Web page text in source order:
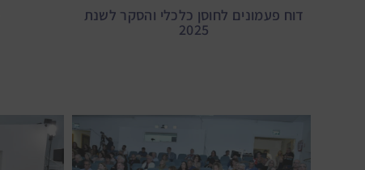
דוח פעמונים לחוסן כלכלי והסקר לשנת
2025